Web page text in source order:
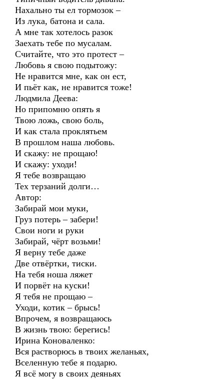
Нахально ты ел тормозок –
Из лука, батона и сала.
А мне так хотелось разок
Заехать тебе по мусалам.
Считайте, что это протест –
Любовь я свою подытожу:
Не нравится мне, как он ест,
И пьёт как, не нравится тоже!
Людмила Деева:
Но припомню опять я
Твою ложь, свою боль,
И как стала проклятьем
В прошлом наша любовь.
И скажу: не прощаю!
И скажу: уходи!
Я тебе возвращаю
Тех терзаний долги…
Автор:
Забирай мои муки,
Груз потерь – забери!
Свои ноги и руки
Забирай, чёрт возьми!
Я верну тебе даже
Две отвёртки, тиски.
На тебя ноша ляжет
И порвёт на куски!
Я тебя не прощаю –
Уходи, котик – брысь!
Впрочем, я возвращаюсь
В жизнь твою: берегись!
Ирина Коноваленко:
Вся растворюсь в твоих желаньях,
Вселенную тебе я подарю.
Я всё могу в своих деяньях